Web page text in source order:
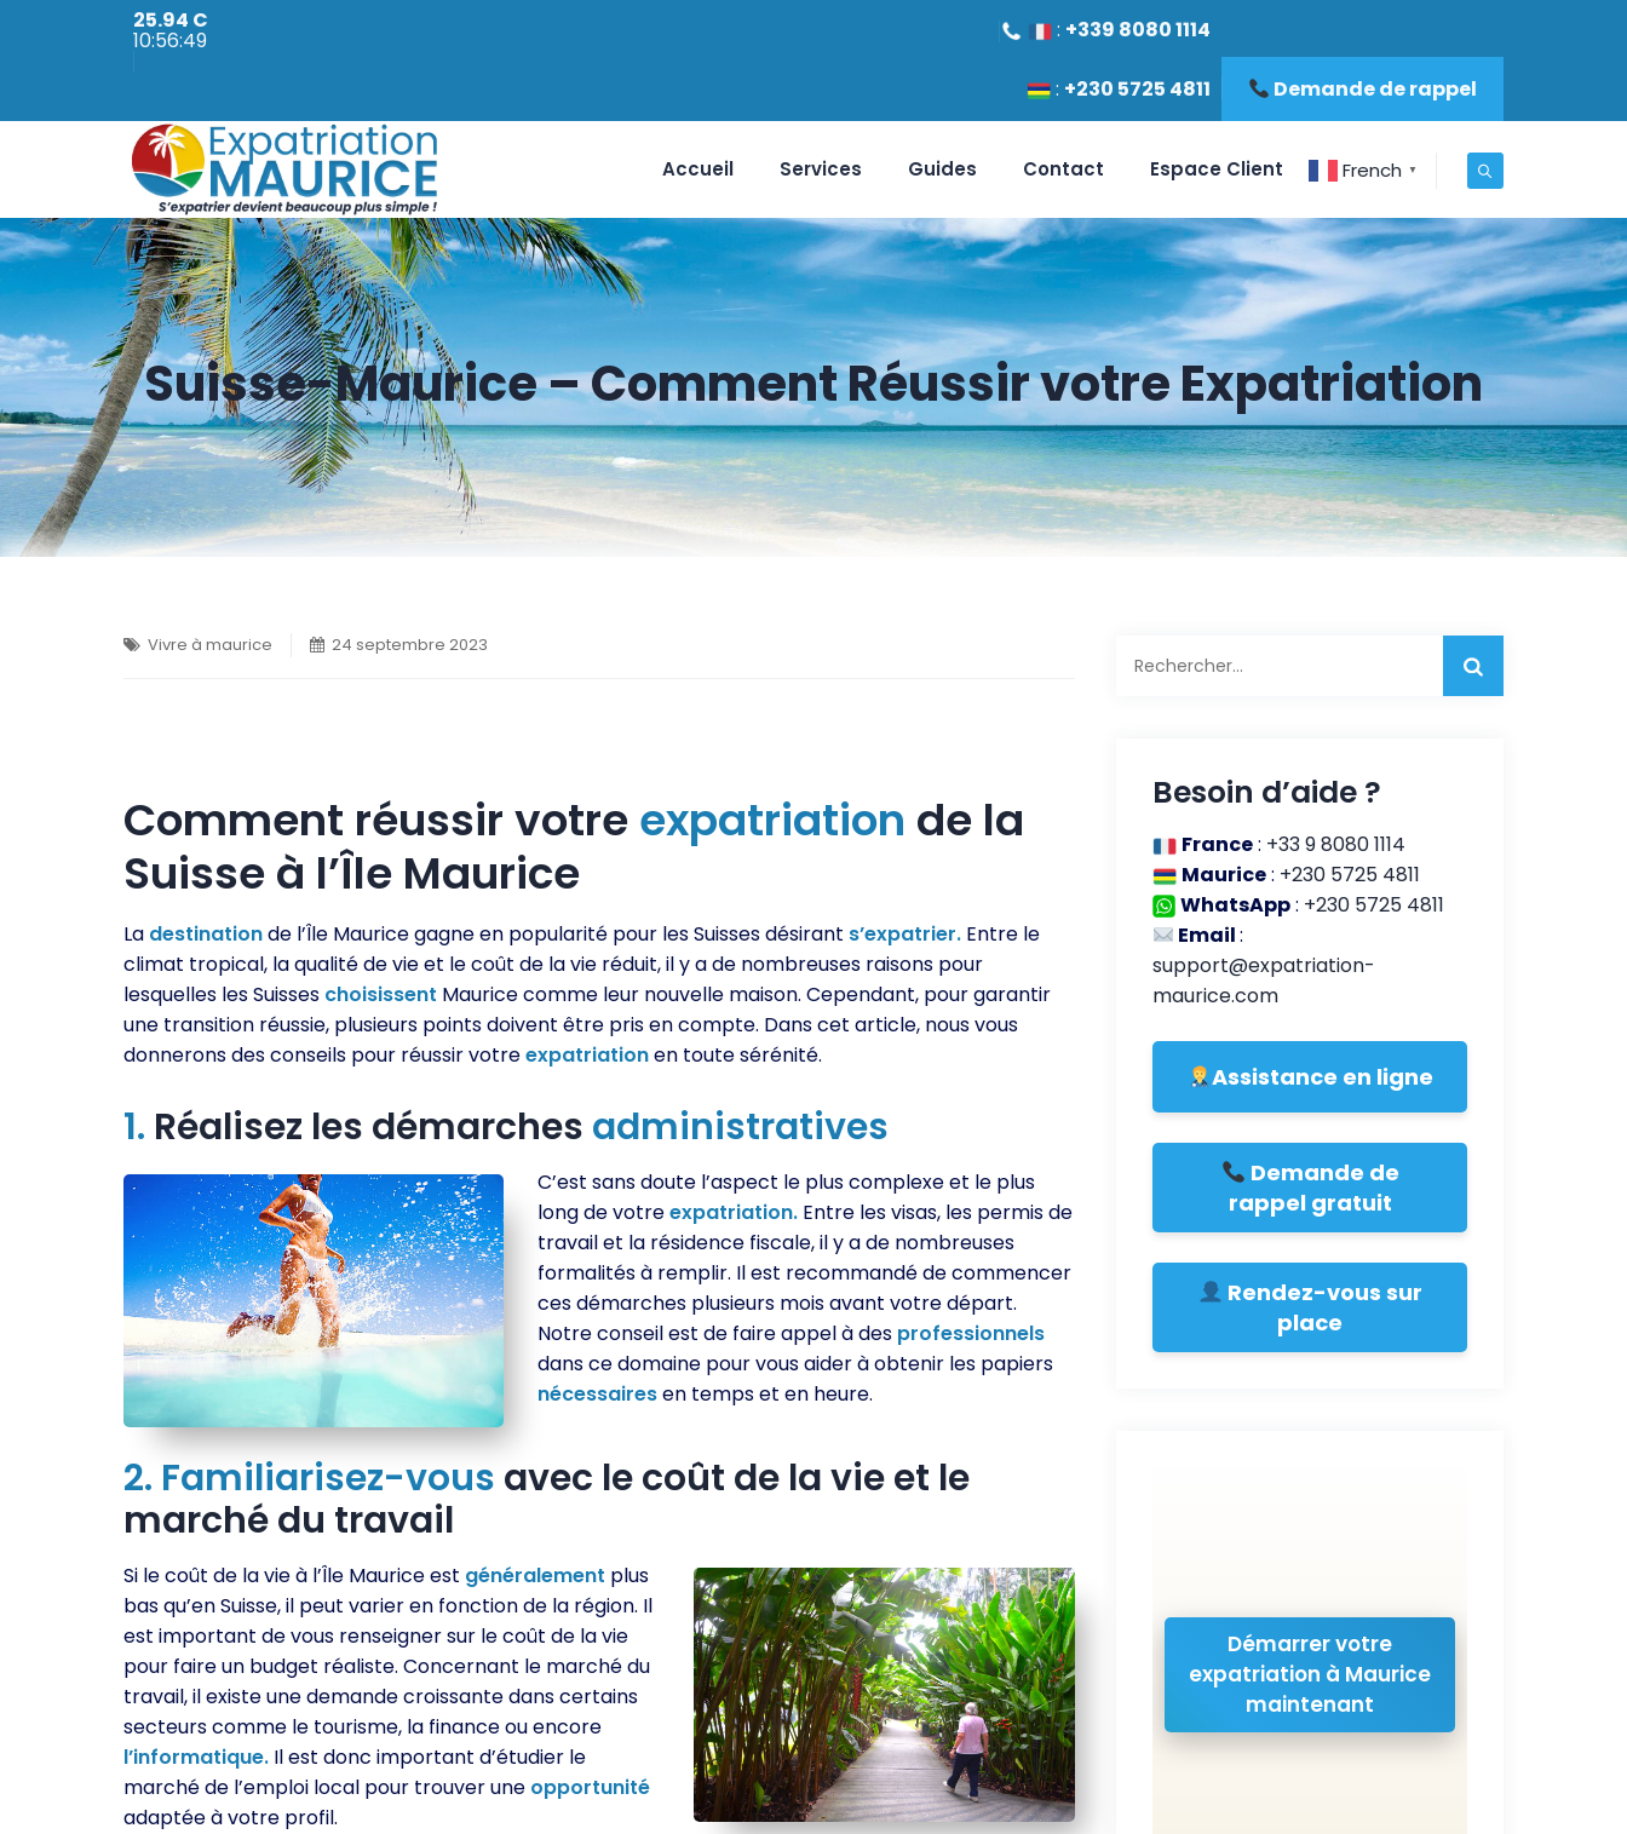
25.94 C
10:56:50 : +339 8080 1114
: +230 5725 4811 Demande de rappel
Accueil Services Guides Contact Espace Client French ▼
Suisse-Maurice – Comment Réussir votre Expatriation
Vivre à maurice 24 septembre 2023
Comment réussir votreexpatriation de la
Suisse à l’Île Maurice
La destinationde l’Île Maurice gagne en popularité pour les Suisses désirant s’expatrier. Entre le
climat tropical, la qualité de vie et le coût de la vie réduit, il y a de nombreuses raisons pour
lesquelles les Suisses choisissent Maurice comme leur nouvelle maison. Cependant, pour garantir
une transition réussie, plusieurs points doivent être pris en compte. Dans cet article, nous vous
donnerons des conseils pour réussir votreexpatriationen toute sérénité.
1. Réalisez les démarches administratives
C’est sans doute l’aspect le plus complexe et le plus
long de votreexpatriation. Entre les visas, les permis de
travail et la résidence fiscale, il y a de nombreuses
formalités à remplir. Il est recommandé de commencer
ces démarches plusieurs mois avant votre départ.
Notre conseil est de faire appel à des professionnels
dans ce domaine pour vous aider à obtenir les papiers
nécessairesen temps et en heure.
2. Familiarisez-vous avec le coût de la vie et le
marché du travail
Si le coût de la vie à l’Île Maurice est généralement plus
bas qu’en Suisse, il peut varier en fonction de la région. Il
est important de vous renseigner sur le coût de la vie
pour faire un budget réaliste. Concernant le marché du
travail, il existe une demande croissante dans certains
secteurs comme le tourisme, la finance ou encore
l’informatique. Il est donc important d’étudier le
marché de l’emploi local pour trouver une opportunité
adaptée à votre profil.
Besoin d’aide ?
France: +33 9 8080 1114
Maurice: +230 5725 4811
WhatsApp: +230 5725 4811
Email:
support@expatriation-
maurice.com
Assistance en ligne
Demande de
rappel gratuit
Rendez-vous sur
place
Démarrer votre
expatriation à Maurice
maintenant